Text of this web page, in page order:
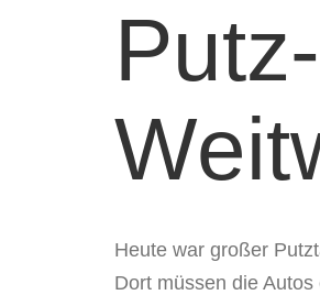
Heute war großer
Dort müssen die